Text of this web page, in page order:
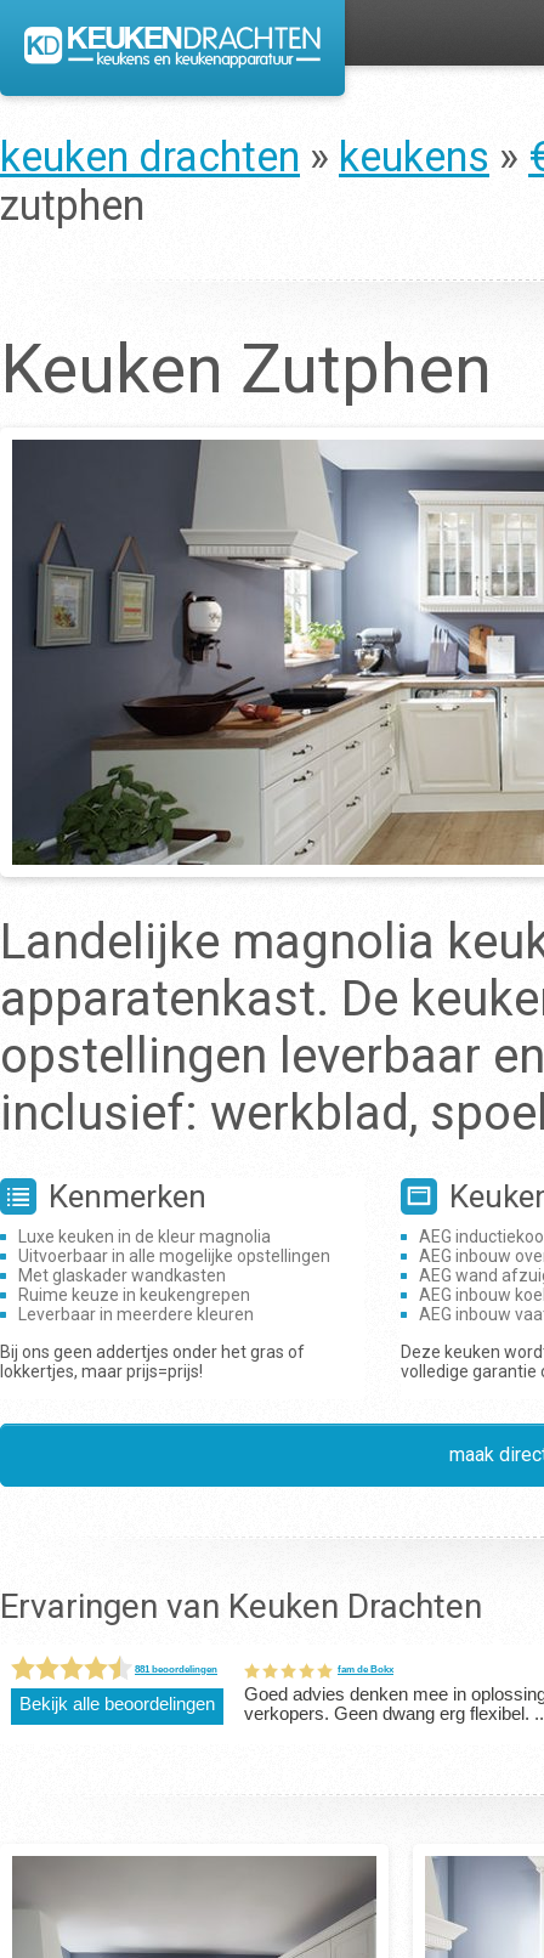
keuken drachten » keukens »
zutphen
Keuken Zutphen
Landelijke magnolia
apparatenkast. De
opstellingen leverbaar
inclusief: werkblad,
Kenmerken
Luxe keuken in de kleur magnolia
Uitvoerbaar in alle mogelijke opstellingen
Met glaskader wandkasten
Ruime keuze in keukengrepen
Leverbaar in meerdere kleuren
Bij ons geen addertjes onder het gras of
lokkertjes, maar prijs=prijs!
AEG
AEG inbouw
AEG wand
AEG inbouw
AEG inbouw
Deze keuken
volledige garantie
maak
Ervaringen van Keuken Drachten